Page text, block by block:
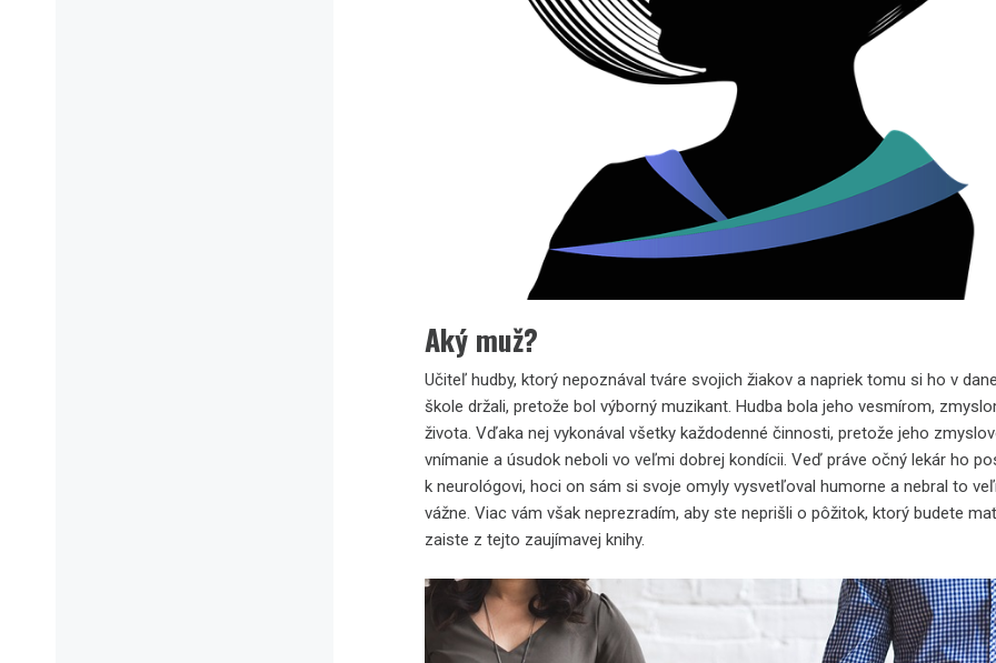
Aký muž?
Učiteľ hudby, ktorý nepoznával tváre svojich žiakov a napriek tomu si ho v
škole držali, pretože bol výborný muzikant. Hudba bola jeho vesmírom,
života. Vďaka nej vykonával všetky každodenné činnosti, pretože jeho
vnímanie a úsudok neboli vo veľmi dobrej kondícii. Veď práve očný lekár ho
k neurológovi, hoci on sám si svoje omyly vysvetľoval humorne a nebral to
vážne. Viac vám však neprezradím, aby ste neprišli o pôžitok, ktorý budete
zaiste z tejto zaujímavej knihy.